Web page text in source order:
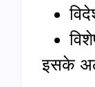
इसके